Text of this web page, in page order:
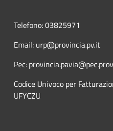
Telefono: 03825971
Email: urp@provincia.pv.it
Pec:
Codice Univoco per
UFYCZU